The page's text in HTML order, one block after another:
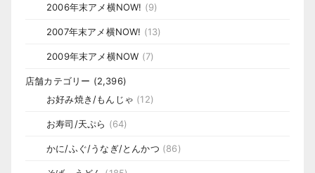
2006年末アメ横NOW! (9)
2007年末アメ横NOW! (13)
2009年末アメ横NOW (7)
店舗カテゴリー (2,396)
お好み焼き/もんじゃ (12)
お寿司/天ぷら (64)
かに/ふぐ/うなぎ/とんかつ (86)